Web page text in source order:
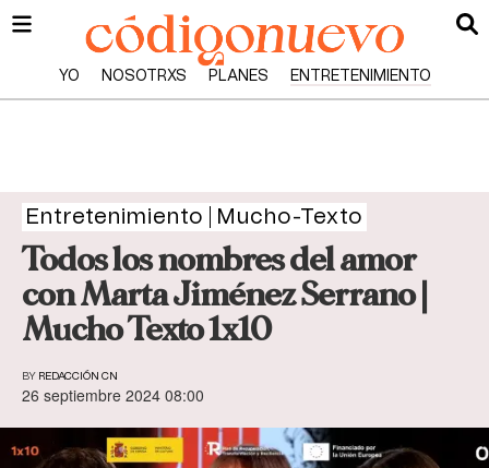
YO NOSOTRXS PLANES ENTRETENIMIENTO
Entretenimiento Mucho-Texto
Todos los nombres del amor
con Marta Jiménez Serrano |
Mucho Texto 1x10
BY REDACCIÓN CN
26 septiembre 2024 08:00